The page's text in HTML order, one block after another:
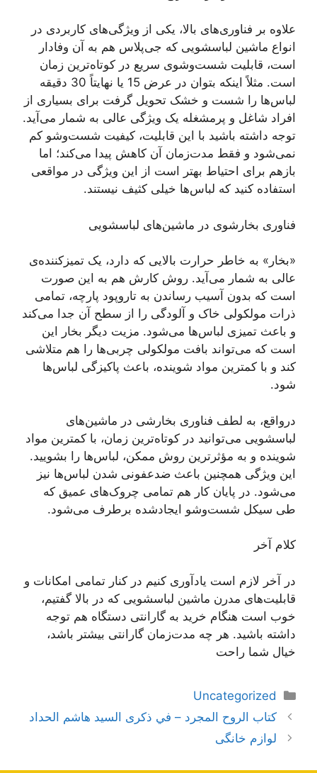
علاوه بر فناوری‌های بالا، یکی از ویژگی‌های کاربردی در
انواع ماشین لباسشویی که جی‌پلاس هم به آن وفادار
است، قابلیت شست‌وشوی سریع در کوتاه‌ترین زمان
است. مثلاً اینکه بتوان در عرض 15 یا نهایتاً 30 دقیقه
لباس‌ها را شست و خشک تحویل گرفت برای بسیاری از
افراد شاغل و پرمشغله یک ویژگی عالی به شمار می‌آید.
توجه داشته باشید با این قابلیت، کیفیت شست‌وشو کم
نمی‌شود و فقط مدت‌زمان آن کاهش پیدا می‌کند؛ اما
بازهم برای احتیاط بهتر است از این ویژگی در مواقعی
استفاده کنید که لباس‌ها خیلی کثیف نیستند.
فناوری بخارشوی در ماشین‌های لباسشویی
«بخار» به خاطر حرارت بالایی که دارد، یک تمیزکننده‌ی
عالی به شمار می‌آید. روش کارش هم به این صورت
است که بدون آسیب رساندن به تاروپود پارچه، تمامی
ذرات مولکولی خاک و آلودگی را از سطح آن جدا می‌کند
و باعث تمیزی لباس‌ها می‌شود. مزیت دیگر بخار این
است که می‌تواند بافت مولکولی چربی‌ها را هم متلاشی
کند و با کمترین مواد شوینده، باعث پاکیزگی لباس‌ها
شود.
درواقع، به لطف فناوری بخارشی در ماشین‌های
لباسشویی می‌توانید در کوتاه‌ترین زمان، با کمترین مواد
شوینده و به مؤثرترین روش ممکن، لباس‌ها را بشویید.
این ویژگی همچنین باعث ضدعفونی شدن لباس‌ها نیز
می‌شود. در پایان کار هم تمامی چروک‌های عمیق که
طی سیکل شست‌وشو ایجادشده برطرف می‌شود.
کلام آخر
در آخر لازم است یادآوری کنیم در کنار تمامی امکانات و
قابلیت‌های مدرن ماشین لباسشویی که در بالا گفتیم،
خوب است هنگام خرید به گارانتی دستگاه هم توجه
داشته باشید. هر چه مدت‌زمان گارانتی بیشتر باشد،
خیال شما راحت‌
دسته‌ها
Uncategorized
ناوبری
نوشته‌ها
كتاب الروح المجرد – في ذكرى السيد هاشم الحداد
لوازم خانگی